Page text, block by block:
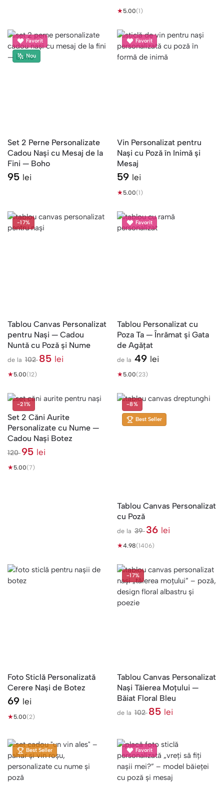
★5.00(1)
Favorit
Nou
Set 2 Perne Personalizate
Cadou Nași cu Mesaj de la
Fini — Boho
95 lei
Favorit
Vin Personalizat pentru
Nași cu Poză în Inimă și
Mesaj
59 lei
★5.00(1)
-17%
Tablou Canvas Personalizat
pentru Nași — Cadou
Nuntă cu Poză și Nume
de la 102
e
85 lei
★5.00(12)
Favorit
Tablou Personalizat cu
Poza Ta — Înrămat și Gata
de Agățat
de la 49 lei
★5.00(23)
-21%
Set 2 Căni Aurite
Personalizate cu Nume —
Cadou Nași Botez
120
e
95 lei
★5.00(7)
-8%
Best Seller
Tablou Canvas Personalizat
cu Poză
de la 39
e
36 lei
★4.98(1406)
Foto Sticlă Personalizată
Cerere Nași de Botez
69 lei
★5.00(2)
-17%
Tablou Canvas Personalizat
Nași Tăierea Moțului —
Băiat Floral Bleu
de la 10285 lei
Best Seller Favorit